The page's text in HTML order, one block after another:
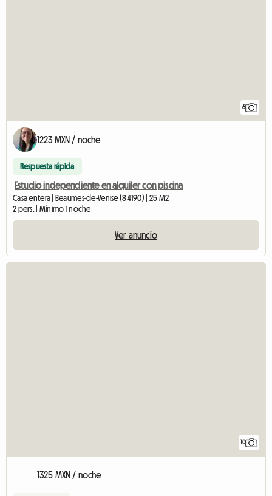
6
1223 MXN / noche
Respuesta rápida
Estudio independiente en alquiler con piscina
Casa entera | Beaumes-de-Venise (84190) | 25 M2
2 pers. | Mínimo 1 noche
Ver anuncio
10
1325 MXN / noche